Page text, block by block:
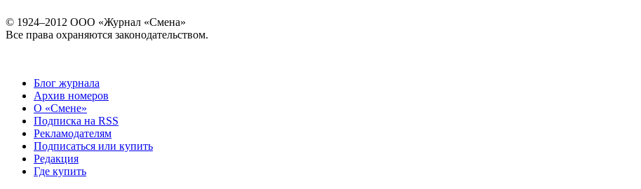
© 1924–2012 ООО «Журнал «Смена»
Все права охраняются законодательством.
Блог журнала
Архив номеров
О «Смене»
Подписка на RSS
Рекламодателям
Подписаться или купить
Редакция
Где купить